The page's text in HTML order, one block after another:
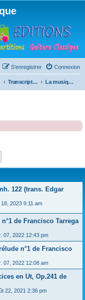
Connexion
S’enregistrer
Transcriptions et arrangements La musique classique
122 (trans. Edgar
2023 9:11 am
de Francisco Tarrega
07, 2022 12:43 pm
n°1 de Francisco
07, 2022 12:08 am
en Ut, Op.241 de
22, 2021 2:36 pm